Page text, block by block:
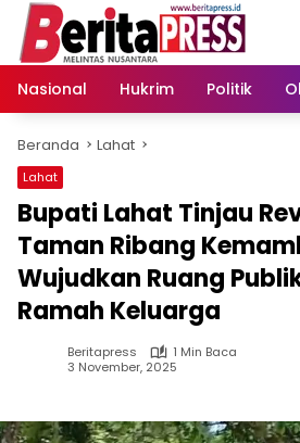
Langsung
konten
Nasional
Hukrim Politik
Beranda Lahat
Lahat
Bupati Lahat Tinjau
Taman Ribang
Wujudkan Ruang
Ramah Keluarga
Beritapress
1 Min Baca
3 November, 2025